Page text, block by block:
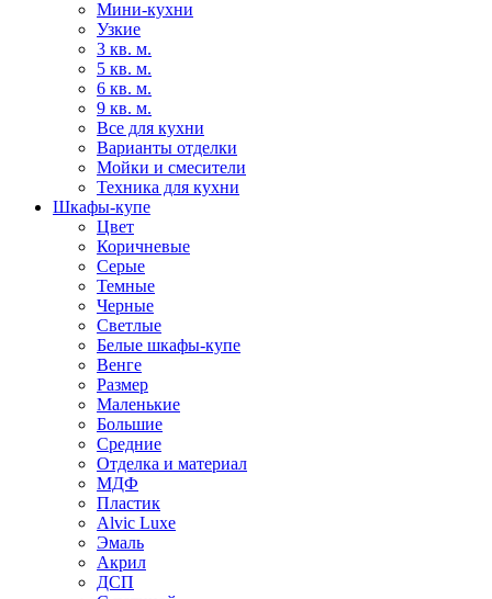
Мини-кухни
Узкие
3 кв. м.
5 кв. м.
6 кв. м.
9 кв. м.
Все для кухни
Варианты отделки
Мойки и смесители
Техника для кухни
Шкафы-купе
Цвет
Коричневые
Серые
Темные
Черные
Светлые
Белые шкафы-купе
Венге
Размер
Маленькие
Большие
Средние
Отделка и материал
МДФ
Пластик
Alvic Luxe
Эмаль
Акрил
ДСП